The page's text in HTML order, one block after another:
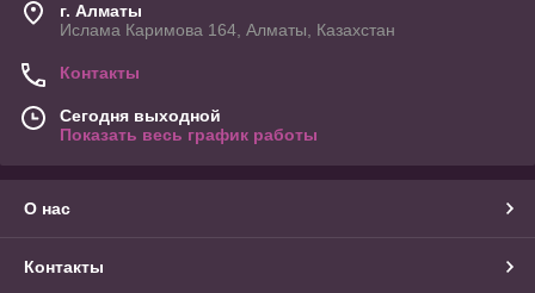
г. Алматы
Ислама Каримова 164, Алматы, Казахстан
Контакты
Сегодня выходной
Показать весь график работы
О нас
Контакты